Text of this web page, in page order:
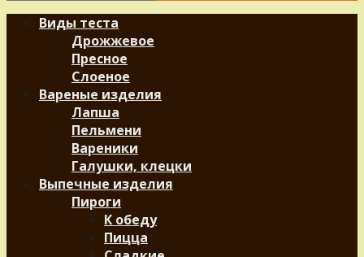
Виды теста
Дрожжевое
Пресное
Слоеное
Вареные изделия
Лапша
Пельмени
Вареники
Галушки, клецки
Выпечные изделия
Пироги
К обеду
Пицца